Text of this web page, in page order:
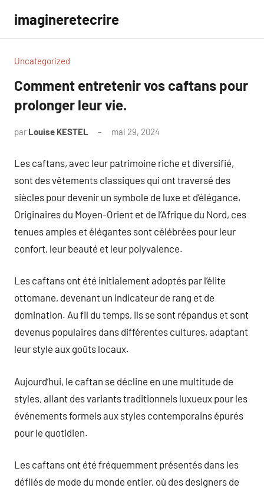
contenu
imagineretecrire
Uncategorized
Comment entretenir vos caftans pour
prolonger leur vie.
par Louise KESTEL mai 29, 2024
Les caftans, avec leur patrimoine riche et diversifié,
sont des vêtements classiques qui ont traversé des
siècles pour devenir un symbole de luxe et d’élégance.
Originaires du Moyen-Orient et de l’Afrique du Nord, ces
tenues amples et élégantes sont célébrées pour leur
confort, leur beauté et leur polyvalence.
Les caftans ont été initialement adoptés par l’élite
ottomane, devenant un indicateur de rang et de
domination. Au fil du temps, ils se sont répandus et sont
devenus populaires dans différentes cultures, adaptant
leur style aux goûts locaux.
Aujourd’hui, le caftan se décline en une multitude de
styles, allant des variants traditionnels luxueux pour les
événements formels aux styles contemporains épurés
pour le quotidien.
Les caftans ont été fréquemment présentés dans les
défilés de mode du monde entier, où des designers de